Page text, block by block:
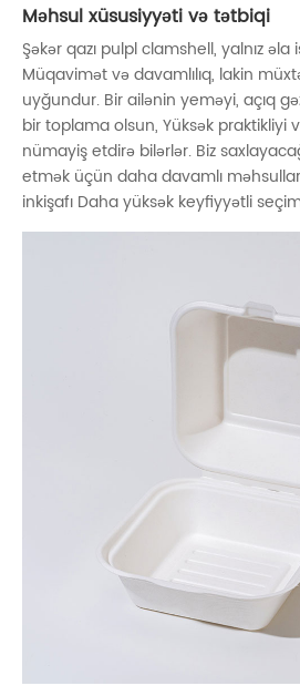
Məhsul xüsusiyyəti və tətbiqi
Şəkər qazı pulpl clamshell, yalnız
Müqavimət və davamlılıq, lakin
uyğundur. Bir ailənin yeməyi, açıq
bir toplama olsun, Yüksək praktikliyi
nümayiş etdirə bilərlər. Biz
etmək üçün daha davamlı
inkişafı Daha yüksək keyfiyyətli